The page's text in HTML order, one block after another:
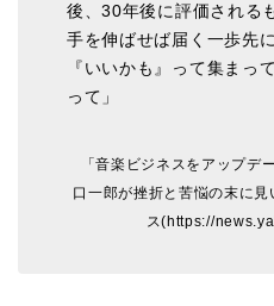
後、30年後に評価される
手を伸ばせば届く一歩先
『いいかも』って集まっ
って」
「音楽ビジネスをアップデ
口一郎が挫折と苦悩の末に
ス(https://